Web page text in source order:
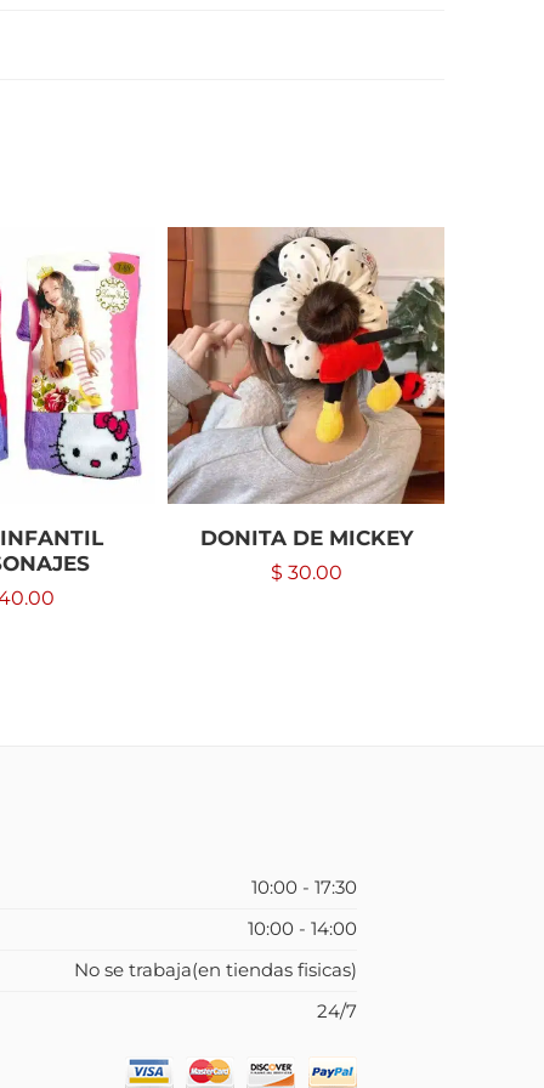
DONITA DE MICKEY
$ 30.00
10:00 - 17:30
10:00 - 14:00
No se trabaja(en tiendas fisicas)
24/7